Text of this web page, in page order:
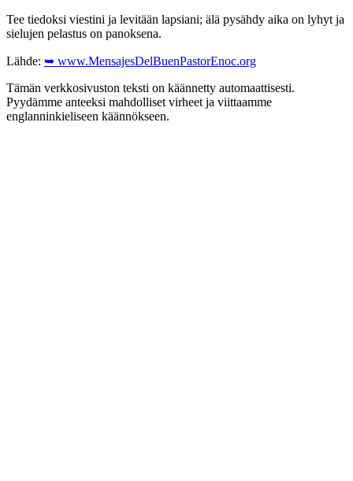
Tee tiedoksi viestini ja levitään lapsiani; älä pysähdy aika on lyhyt ja
sielujen pelastus on panoksena.
Lähde: ➥ www.MensajesDelBuenPastorEnoc.org
Tämän verkkosivuston teksti on käännetty automaattisesti.
Pyydämme anteeksi mahdolliset virheet ja viittaamme
englanninkieliseen käännökseen.